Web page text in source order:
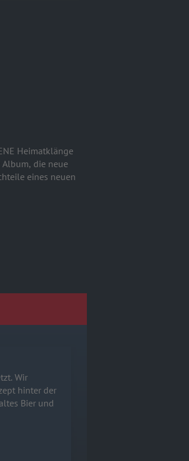
Heimatklänge
die neue
eines neuen
Wir
hinter der
Bier und